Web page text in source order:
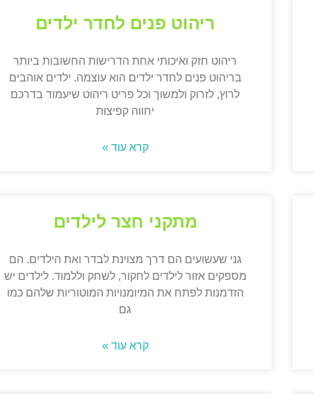
ריהוט פנים לחדר ילדים
ריהוט חזק ואיכותי אחת הדרישות החשובות ביותר
בריהוט פנים לחדר ילדים הוא עוצמה. ילדים אוהבים
לרוץ, לזרוק ולמשוך וכל פריט ריהוט שיעמוד בדרכם
יחווה קפיצות
קרא עוד »
מתקני חצר לילדים
גני שעשועים הם דרך מצוינת לבדר ואת הילדים. הם
מספקים אזור לילדים לחקור, לשחק וללמוד. לילדים יש
הזדמנות לפתח את המיומנויות המוטוריות שלהם כמו
גם
קרא עוד »